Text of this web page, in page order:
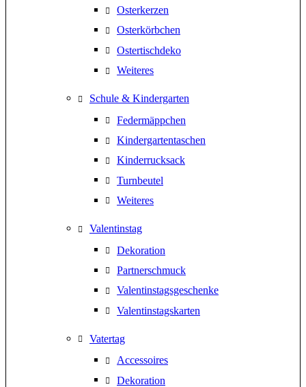
Osterkerzen
Osterkörbchen
Ostertischdeko
Weiteres
Schule & Kindergarten
Federmäppchen
Kindergartentaschen
Kinderrucksack
Turnbeutel
Weiteres
Valentinstag
Dekoration
Partnerschmuck
Valentinstagsgeschenke
Valentinstagskarten
Vatertag
Accessoires
Dekoration